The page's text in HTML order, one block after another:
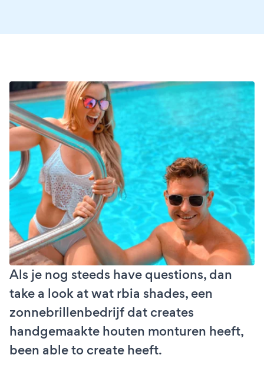
Als je nog steeds have questions, dan
take a look at wat rbia shades, een
zonnebrillenbedrijf dat creates
handgemaakte houten monturen heeft,
been able to create heeft.